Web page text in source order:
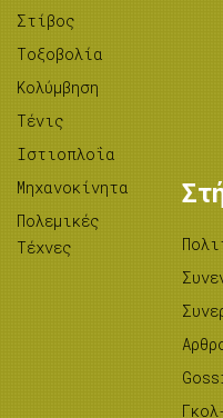
Στίβος
Tοξοβολία
Κολύμβηση
Τένις
Ιστιοπλοΐα
Μηχανοκίνητα
Πολεμικές
Τέχνες